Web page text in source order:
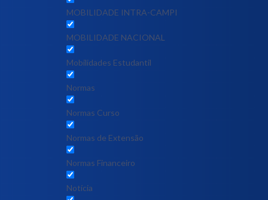
MOBILIDADE INTRA-CAMPI
MOBILIDADE NACIONAL
Mobilidades Estudantil
Normas
Normas Curso
Normas de Extensão
Normas Financeiro
Notícia